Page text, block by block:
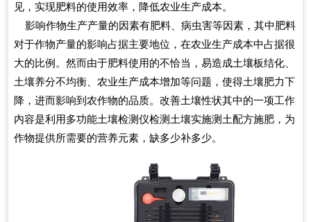
见，实现肥料的使用效率，降低农业生产成本。
影响作物生产产量的因素有肥料、病虫害等因素，其中肥料
对于作物产量的影响占据主要地位，在农业生产成本中占据很
大的比例。然而由于肥料使用的不恰当，易造成土壤板结化、
土壤养分不均衡、农业生产成本增加等问题，使得土壤肥力下
降，进而影响到农作物的品质。改善土壤性状其中的一项工作
内容是利用多功能土壤检测仪检测土壤实施测土配方施肥，为
作物提供所需要的营养元素，缺多少补多少。